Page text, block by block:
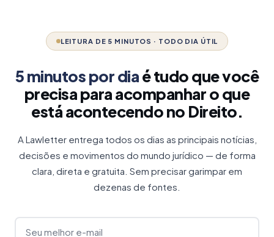
LEITURA DE 5 MINUTOS · TODO DIA ÚTIL
5 minutos por diaé tudo que você
precisa para acompanhar o que
está acontecendo no Direito.
A Lawletter entrega todos os dias as principais notícias,
decisões e movimentos do mundo jurídico — de forma
clara, direta e gratuita. Sem precisar garimpar em
dezenas de fontes.